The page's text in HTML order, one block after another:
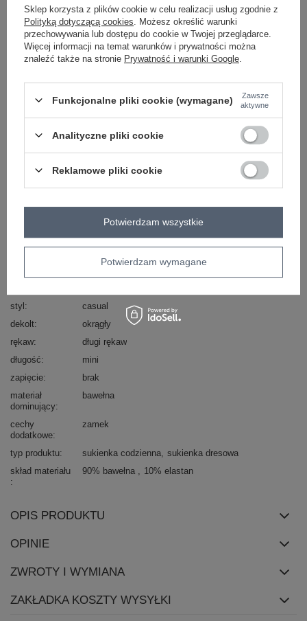
ciemny khaki
Zobacz wszystkie kolory (+2)
ZALOGUJ SIĘ I ZOBACZ CENĘ
Zadzwoń
+48 601 547 740
Kod produktu
RV-SK-7241.43
RELEVANCE
wzór
gładki
styl
casual
dekolt
okrągły
rękaw
długi rękaw
długość
mini
zapięcie
brak
materiał
dominujący
bawełna
cechy
dodatkowe
zamek
typ produktu sukienka codzienna sukienka dresowa
skład materiału
90% bawełna 10% elastan
OPIS PRODUKTU
OPINIE
ZWROTY I WYMIANA
ZAKŁADKA KOSZTY WYSYŁKI
Sklep korzysta z plików cookie w celu realizacji usług zgodnie z
Polityką dotyczącą cookies . Możesz określić warunki
przechowywania lub dostępu do cookie w Twojej przeglądarce.
Więcej informacji na temat warunków i prywatności można
znaleźć także na stronie Prywatność i warunki Google
Funkcjonalne pliki cookie (wymagane)
Zawsze
aktywne
Analityczne pliki cookie
Reklamowe pliki cookie
Potwierdzam wymagane
Potwierdzam wszystkie